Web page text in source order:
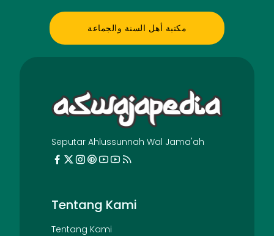
مكتبة أهل السنة والجماعة
Seputar Ahlussunnah Wal Jama'ah
Tentang Kami
Tentang Kami